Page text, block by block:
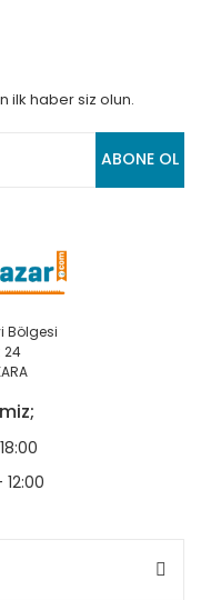
ilk haber siz olun.
ABONE OL
Bölgesi
24